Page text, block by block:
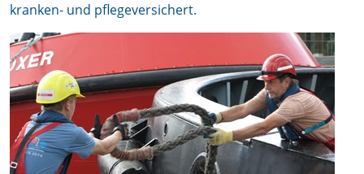
kranken- und pflegeversichert.